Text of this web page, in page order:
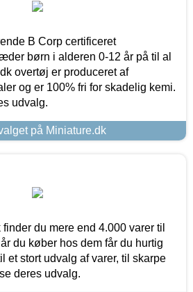
B Corp certificeret
børn i alderen 0-12 år på til al
overtøj er produceret af
og er 100% fri for skadelig kemi.
udvalg.
på Miniature.dk
du mere end 4.000 varer til
du køber hos dem får du hurtig
et stort udvalg af varer, til skarpe
deres udvalg.